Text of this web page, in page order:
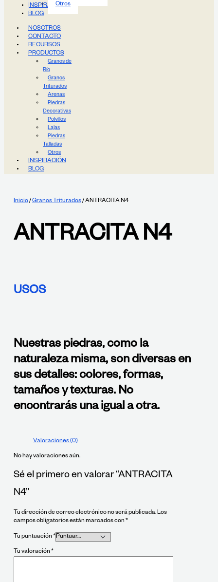
Otros
INSPIRACIÓN
BLOG
NOSOTROS
CONTACTO
RECURSOS
PRODUCTOS
Granos de
Río
Granos
Triturados
Arenas
Piedras
Decorativas
Polvillos
Lajas
Piedras
Talladas
Otros
INSPIRACIÓN
BLOG
Inicio/Granos Triturados/ ANTRACITA N4
ANTRACITA N4
USOS
Nuestras piedras, como la
naturaleza misma, son diversas en
sus detalles: colores, formas,
tamaños y texturas. No
encontrarás una igual a otra.
Valoraciones (0)
No hay valoraciones aún.
Sé el primero en valorar “ANTRACITA
N4”
Tu dirección de correo electrónico no será publicada.Los
campos obligatorios están marcados con *
Tu puntuación *
Tu valoración *